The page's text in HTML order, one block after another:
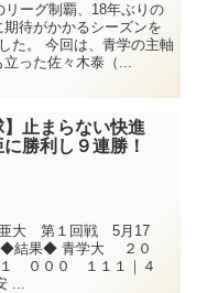
ーグ制覇、18年ぶりの
待がかかるシーズンを
た。 今回は、青学の主軸
った佐々木泰（...
】止まらない快進
勝利し９連勝！
大 第１回戦 5月17
◆結果◆ 青学大 ２０
０００ １１１｜４
...